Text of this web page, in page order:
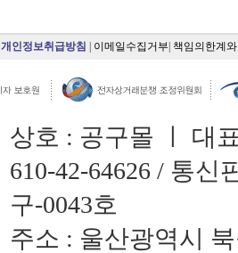
개인정보취급방침 이메일수집거부 책임의한계
상호 : 공구몰 ㅣ 대
610-42-64626 / 통신
구-0043호
주소 : 울산광역시